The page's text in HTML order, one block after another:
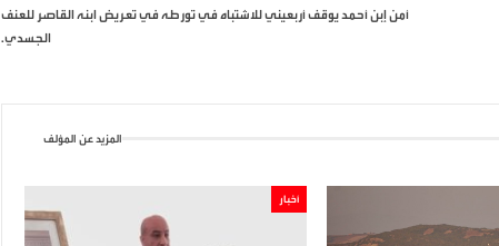
أمن إبن أحمد يوقف أربعيني للاشتباه في تورطه في تعريض ابنه القاصر للعنف
الجسدي.
المزيد عن المؤلف
أخبار